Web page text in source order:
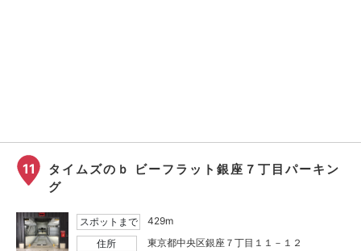
11
タイムズのｂ ビーフラット銀座７丁目パーキン
グ
スポットまで
429m
住所
東京都中央区銀座７丁目１１－１２